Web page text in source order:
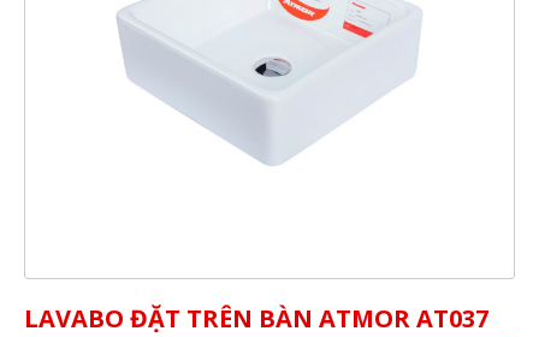
LAVABO ĐẶT TRÊN BÀN ATMOR AT037